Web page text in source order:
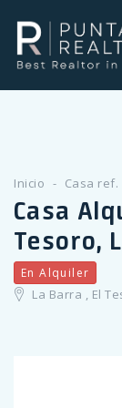
Inicio Casa ref.
Casa
Tesoro,
En Alquiler
La Barra , El